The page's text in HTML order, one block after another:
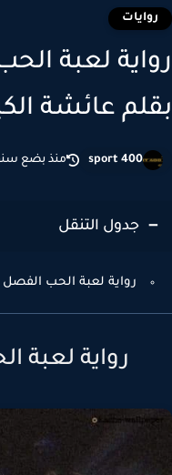
عائشة
sport 400 منذ بضع
جدول التنقل
رواية لعبة الحب الفصل
رواية لعبة